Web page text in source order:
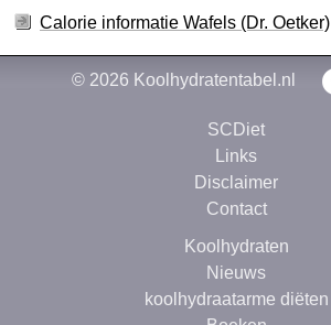
Calorie informatie Wafels (Dr. Oetker)
© 2026 Koolhydratentabel.nl
SCDiet
Links
Disclaimer
Contact
Koolhydraten
Nieuws
koolhydraatarme diëten